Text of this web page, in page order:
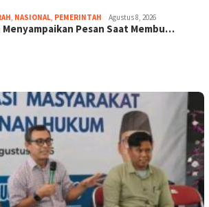
, NASIONAL, PEMERINTAH Agustus 8, 2026
Pesan Saat Membu…